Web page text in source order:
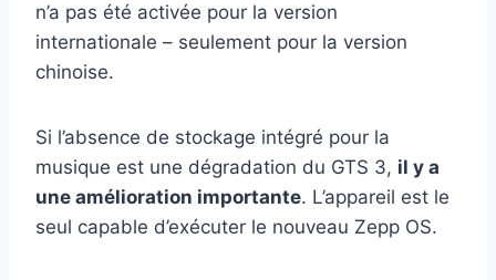
n’a pas été activée pour la version
internationale – seulement pour la version
chinoise.
Si l’absence de stockage intégré pour la
musique est une dégradation du GTS 3, il y a
une amélioration importante. L’appareil est le
seul capable d’exécuter le nouveau Zepp OS.